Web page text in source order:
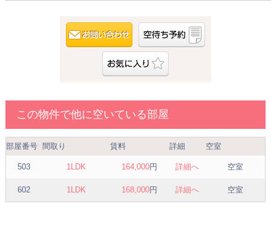
この物件で他に空いている部屋
部屋番号 間取り 賃料 詳細 空室
503 1LDK 164,000円 詳細へ 空室
602 1LDK 168,000円 詳細へ 空室